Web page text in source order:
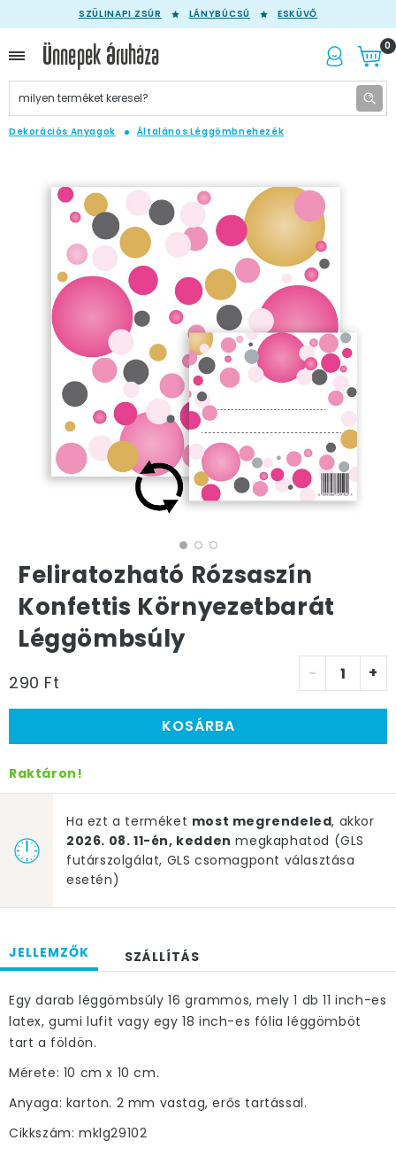
SZÜLINAPI ZSÚR LÁNYBÚCSÚ ESKÜVŐ
0
Dekorációs Anyagok Általános Léggömbnehezék
Feliratozható Rózsaszín
Konfettis Környezetbarát
Léggömbsúly
290 Ft - +
KOSÁRBA
Raktáron!
Ha ezt a terméket most megrendeled, akkor
2026. 08. 11-én, kedden megkaphatod (GLS
futárszolgálat, GLS csomagpont választása
esetén)
JELLEMZŐK SZÁLLÍTÁS
Egy darab léggömbsúly 16 grammos, mely 1 db 11 inch-es
latex, gumi lufit vagy egy 18 inch-es fólia léggömböt
tart a földön.
Mérete: 10 cm x 10 cm.
Anyaga: karton. 2 mm vastag, erős tartással.
Cikkszám: mklg29102